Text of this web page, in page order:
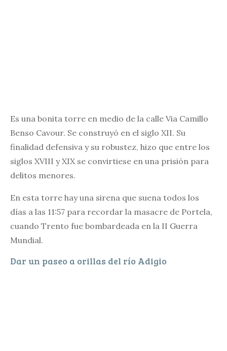
Es una bonita torre en medio de la calle Via Camillo
Benso Cavour. Se construyó en el siglo XII. Su
finalidad defensiva y su robustez, hizo que entre los
siglos XVIII y XIX se convirtiese en una prisión para
delitos menores.
En esta torre hay una sirena que suena todos los
días a las 11:57 para recordar la masacre de Portela,
cuando Trento fue bombardeada en la II Guerra
Mundial.
Dar un paseo a orillas del río Adigio